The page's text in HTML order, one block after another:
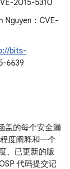
2015-5310
Nguyen：CVE-
bits-
6639
盖的每个安全漏
度阐释和一个
、已更新的版
代码提交记